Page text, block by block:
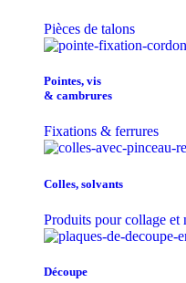
Pièces de talons
Pointes, vis
& cambrures
Fixations & ferrures
Colles, solvants
Produits pour collage et
Découpe